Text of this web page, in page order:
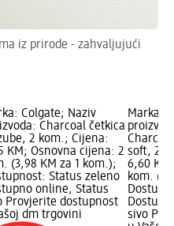
iz prirode - zahvaljujući
Colgate; Naziv
Charcoal četkica
2 kom.; Cijena:
KM; Osnovna cijena: 2
(3,98 KM za 1 kom.);
Status zeleno
online, Status
Provjerite dostupnost
dm trgovini
Marka:
soft, 2
6,60
kom.
sivo